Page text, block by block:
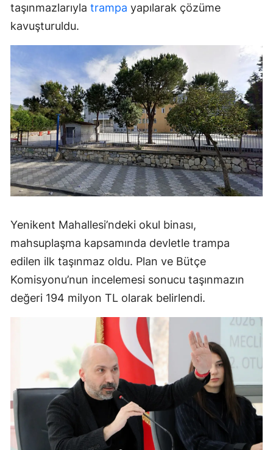
taşınmazlarıyla trampa yapılarak çözüme
kavuşturuldu.
Yenikent Mahallesi’ndeki okul binası,
mahsuplaşma kapsamında devletle trampa
edilen ilk taşınmaz oldu. Plan ve Bütçe
Komisyonu’nun incelemesi sonucu taşınmazın
değeri 194 milyon TL olarak belirlendi.